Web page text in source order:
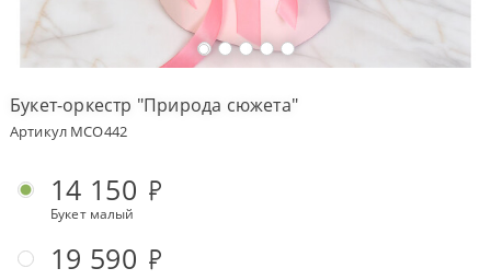
Оплата
заказа
Условия
Бонусная
программа
Корпоративным
клиентам
связь
Букет-оркестр "Природа сюжета"
Артикул MCO442
14 150
Букет малый
19 590